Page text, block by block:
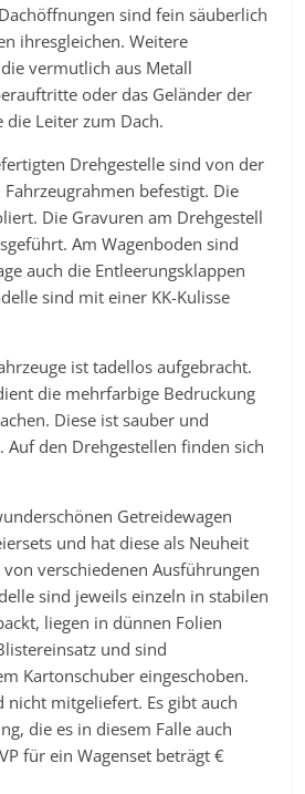
sind fein säuberlich
ihresgleichen. Weitere
vermutlich aus Metall
oder das Geländer der
Leiter zum Dach.
Drehgestelle sind von der
befestigt. Die
Die Gravuren am Drehgestell
Am Wagenboden sind
auch die Entleerungsklappen
sind mit einer KK-Kulisse
ist tadellos aufgebracht.
die mehrfarbige Bedruckung
Diese ist sauber und
den Drehgestellen finden sich
Getreidewagen
und hat diese als Neuheit
verschiedenen Ausführungen
sind jeweils einzeln in stabilen
liegen in dünnen Folien
und sind
Kartonschuber eingeschoben.
nicht mitgeliefert. Es gibt auch
die es in diesem Falle auch
für ein Wagenset beträgt €